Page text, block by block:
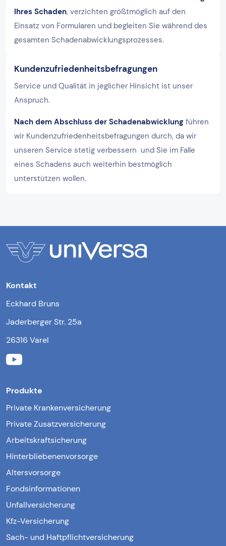
Ihres Schaden, verzichten größtmöglich auf den
Einsatz von Formularen und begleiten Sie während des
gesamten Schadenabwicklungsprozesses.
Kundenzufriedenheitsbefragungen
Service und Qualität in jeglicher Hinsicht ist unser
Anspruch.
Nach dem Abschluss der Schadenabwicklung führen
wir Kundenzufriedenheitsbefragungen durch, da wir
unseren Service stetig verbessern und Sie im Falle
eines Schadens auch weiterhin bestmöglich
unterstützen wollen.
Kontakt
Eckhard Bruns
Jaderberger Str. 25a
26316 Varel
Produkte
Private Krankenversicherung
Private Zusatzversicherung
Arbeitskraftsicherung
Hinterbliebenenvorsorge
Altersvorsorge
Fondsinformationen
Unfallversicherung
Kfz-Versicherung
Sach- und Haftpflichtversicherung